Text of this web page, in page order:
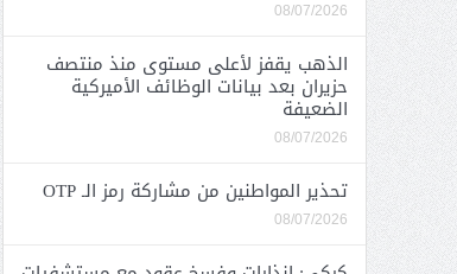
08/07/2026
الذهب يقفز لأعلى مستوى منذ منتصف
حزيران بعد بيانات الوظائف الأميركية
الضعيفة
08/07/2026
تحذير المواطنين من مشاركة رمز الـ OTP
08/07/2026